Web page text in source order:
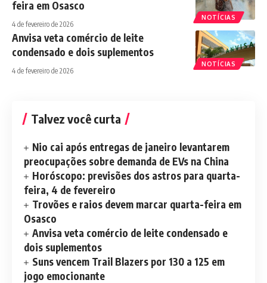
NOTÍCIAS
feira em Osasco
4 de fevereiro de 2026
NOTÍCIAS
Anvisa veta comércio de leite
condensado e dois suplementos
4 de fevereiro de 2026
Talvez você curta
Nio cai após entregas de janeiro levantarem
preocupações sobre demanda de EVs na China
Horóscopo: previsões dos astros para quarta-
feira, 4 de fevereiro
Trovões e raios devem marcar quarta-feira em
Osasco
Anvisa veta comércio de leite condensado e
dois suplementos
Suns vencem Trail Blazers por 130 a 125 em
jogo emocionante